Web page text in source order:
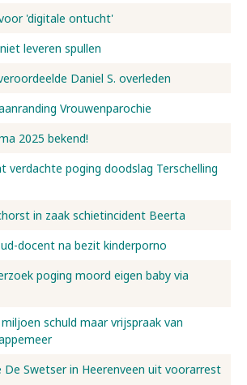
'digitale ontucht'
leveren spullen
Daniel S. overleden
Vrouwenparochie
2025 bekend!
verdachte poging doodslag Terschelling
in zaak schietincident Beerta
docent na bezit kinderporno
poging moord eigen baby via
schuld maar vrijspraak van
De Swetser in Heerenveen uit voorarrest